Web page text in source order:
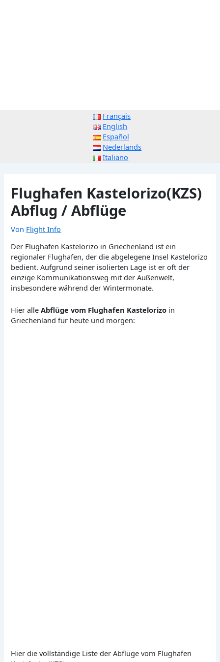
Français
English
Español
Nederlands
Italiano
Flughafen Kastelorizo(KZS)
Abflug / Abflüge
Von Flight Info
Der Flughafen Kastelorizo in Griechenland ist ein
regionaler Flughafen, der die abgelegene Insel Kastelorizo
bedient. Aufgrund seiner isolierten Lage ist er oft der
einzige Kommunikationsweg mit der Außenwelt,
insbesondere während der Wintermonate.
Hier alleAbflüge vom Flughafen Kastelorizo in
Griechenland für heute und morgen:
Hier die vollständige Liste der Abflüge vom Flughafen